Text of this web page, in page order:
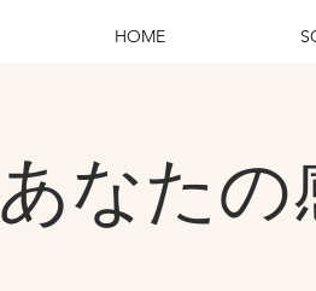
HOME
あなたの